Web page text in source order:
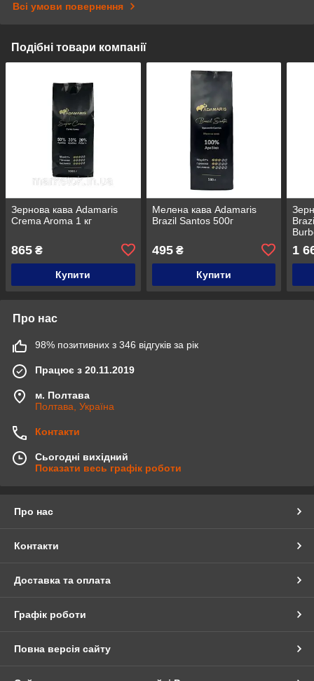
Всі умови повернення
Подібні товари компанії
Зернова кава Adamaris
Crema Aroma 1 кг
865 ₴
Купити
Мелена кава Adamaris
Brazil Santos 500г
495₴
Купити
1
Про нас
98% позитивних з 346 відгуків за рік
Працює з 20.11.2019
м. Полтава
Полтава, Україна
Контакти
Сьогодні вихідний
Показати весь графік роботи
Про нас
Контакти
Доставка та оплата
Графік роботи
Повна версія сайту